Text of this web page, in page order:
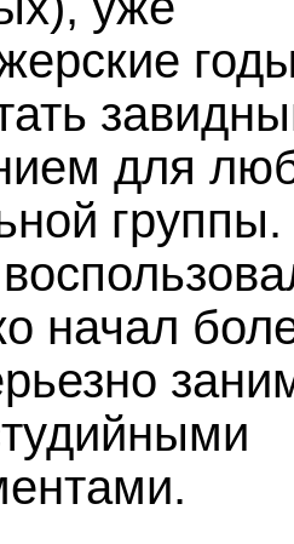
для
начал